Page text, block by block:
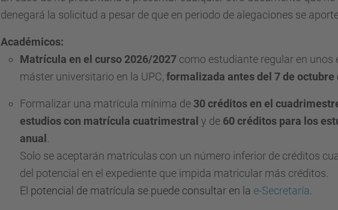
denegará la solicitud a pesar de que en periodo de alegaciones se aporte
Académicos:
Matrícula en el curso 2026/2027 como estudiante regular en unos
máster universitario en la UPC, formalizada antes del 7 de octubre
Formalizar una matrícula mínima de 30 créditos en el
estudios con matrícula cuatrimestral y de 60 créditos para los
anual
Solo se aceptarán matrículas con un número inferior de créditos
del potencial en el expediente que impida matricular más créditos.
El potencial de matrícula se puede consultar en la e-Secretaría